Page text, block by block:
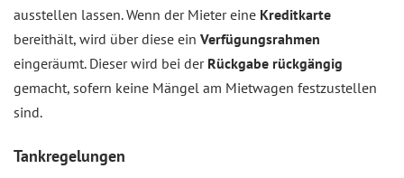
ausstellen lassen. Wenn der Mieter eine Kreditkarte
bereithält, wird über diese ein Verfügungsrahmen
eingeräumt. Dieser wird bei der Rückgabe rückgängig
gemacht, sofern keine Mängel am Mietwagen festzustellen
sind.
Tankregelungen